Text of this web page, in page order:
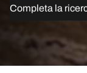
Completa la